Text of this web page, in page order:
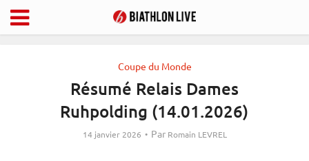
Coupe du Monde
Résumé Relais Dames
Ruhpolding (14.01.2026)
14 janvier 2026 Par Romain LEVREL